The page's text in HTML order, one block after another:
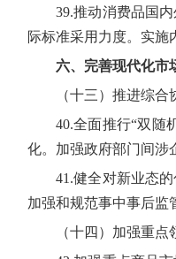
39.推动消费品国
际标准采用力度。实施
六、完善现代化市
（十三）推进综合
40.全面推行“双随
化。加强政府部门间涉
41.健全对新业态
加强和规范事中事后监
（十四）加强重点